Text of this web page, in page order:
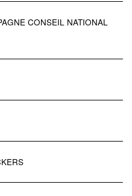
CONSEIL NATIONAL